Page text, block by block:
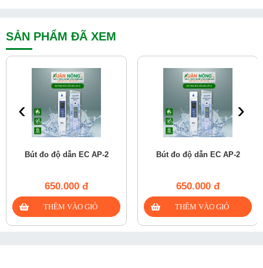
SẢN PHẨM ĐÃ XEM
Bút đo độ dẫn EC AP-2
650.000 đ
Bút đo độ dẫn EC AP-2
650.000 đ
‹ ›